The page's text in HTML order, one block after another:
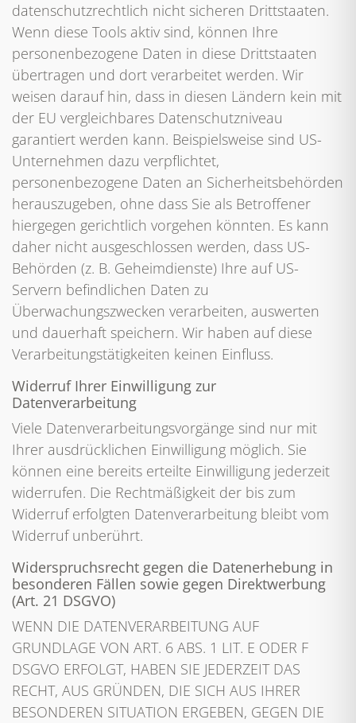
datenschutzrechtlich nicht sicheren Drittstaaten.
Wenn diese Tools aktiv sind, können Ihre
personenbezogene Daten in diese Drittstaaten
übertragen und dort verarbeitet werden. Wir
weisen darauf hin, dass in diesen Ländern kein mit
der EU vergleichbares Datenschutzniveau
garantiert werden kann. Beispielsweise sind US-
Unternehmen dazu verpflichtet,
personenbezogene Daten an Sicherheitsbehörden
herauszugeben, ohne dass Sie als Betroffener
hiergegen gerichtlich vorgehen könnten. Es kann
daher nicht ausgeschlossen werden, dass US-
Behörden (z. B. Geheimdienste) Ihre auf US-
Servern befindlichen Daten zu
Überwachungszwecken verarbeiten, auswerten
und dauerhaft speichern. Wir haben auf diese
Verarbeitungstätigkeiten keinen Einfluss.
Widerruf Ihrer Einwilligung zur
Datenverarbeitung
Viele Datenverarbeitungsvorgänge sind nur mit
Ihrer ausdrücklichen Einwilligung möglich. Sie
können eine bereits erteilte Einwilligung jederzeit
widerrufen. Die Rechtmäßigkeit der bis zum
Widerruf erfolgten Datenverarbeitung bleibt vom
Widerruf unberührt.
Widerspruchsrecht gegen die Datenerhebung in
besonderen Fällen sowie gegen Direktwerbung
(Art. 21 DSGVO)
WENN DIE DATENVERARBEITUNG AUF
GRUNDLAGE VON ART. 6 ABS. 1 LIT. E ODER F
DSGVO ERFOLGT, HABEN SIE JEDERZEIT DAS
RECHT, AUS GRÜNDEN, DIE SICH AUS IHRER
BESONDEREN SITUATION ERGEBEN, GEGEN DIE